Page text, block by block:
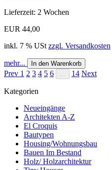
Lieferzeit: 2 Wochen
EUR 44,00
inkl. 7 % USt zzgl. Versandkosten
mehr... In den Warenkorb
Prev 1 2 3 4 5 6 14 Next
Kategorien
Neueingänge
Architekten A-Z
El Croquis
Bautypen
Housing/Wohnungsbau
Bauen Im Bestand
Holz/ Holzarchitektur